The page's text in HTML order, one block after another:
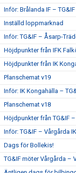
Inför: Brålanda IF – TG&IF
Inställd loppmarknad
Inför: TG&IF – Åsarp-
Höjdpunkter från IFK
Höjdpunkter från IK
Planschemat v19
Inför: IK Kongahälla –
Planschemat v18
Höjdpunkter från TG&IF
Inför: TG&IF – Vårgårda IK
Dags för Bollekis!
TG&IF möter Vårgårda –